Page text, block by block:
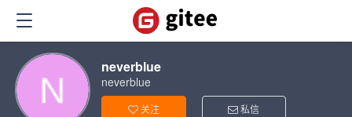
neverblue
neverblue
关注 私信